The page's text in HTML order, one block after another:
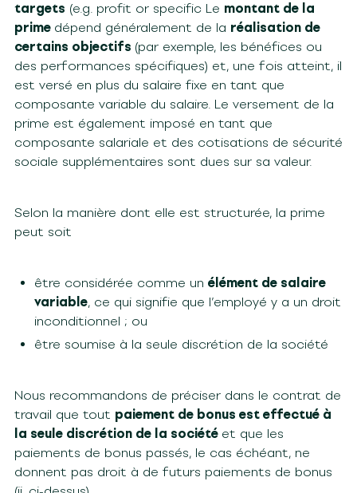
targets (e.g. profit or specific Le montant de la
prime dépend généralement de la réalisation de
certains objectifs (par exemple, les bénéfices ou
des performances spécifiques) et, une fois atteint, il
est versé en plus du salaire fixe en tant que
composante variable du salaire. Le versement de la
prime est également imposé en tant que
composante salariale et des cotisations de sécurité
sociale supplémentaires sont dues sur sa valeur.
Selon la manière dont elle est structurée, la prime
peut soit
être considérée comme un élément de salaire
variable, ce qui signifie que l’employé y a un droit
inconditionnel ; ou
être soumise à la seule discrétion de la société
Nous recommandons de préciser dans le contrat de
travail que tout paiement de bonus est effectué à
la seule discrétion de la société et que les
paiements de bonus passés, le cas échéant, ne
donnent pas droit à de futurs paiements de bonus